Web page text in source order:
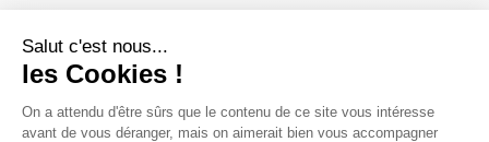
Salut c'est nous...
les Cookies !
On a attendu d'être sûrs que le contenu de ce site vous intéresse
avant de vous déranger, mais on aimerait bien vous accompagner